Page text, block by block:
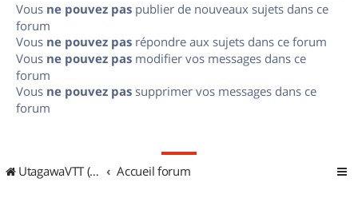
Vous ne pouvez pas publier de nouveaux sujets dans ce
forum
Vous ne pouvez pas répondre aux sujets dans ce forum
Vous ne pouvez pas modifier vos messages dans ce
forum
Vous ne pouvez pas supprimer vos messages dans ce
forum
UtagawaVTT (Randos VTT et VTTAE avec traces GPS) Accueil forum